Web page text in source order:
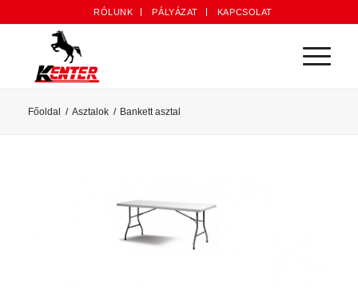
RÓLUNK PÁLYÁZAT KAPCSOLAT
Főoldal / Asztalok / Bankett asztal